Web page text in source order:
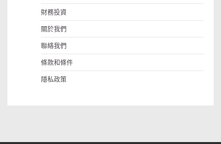
財務投資
關於我們
聯絡我們
條款和條件
隱私政策